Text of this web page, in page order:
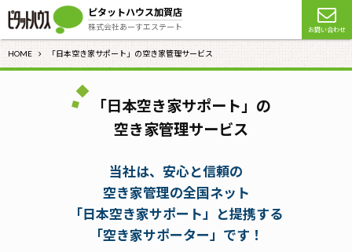
ピタットハウス加賀店
株式会社あーすエステート お問い合わせ
HOME 「日本空き家サポート」の空き家管理サービス
「日本空き家サポート」の
空き家管理サービス
当社は、安心と信頼の
空き家管理の全国ネット
「日本空き家サポート」と提携する
「空き家サポーター」です！